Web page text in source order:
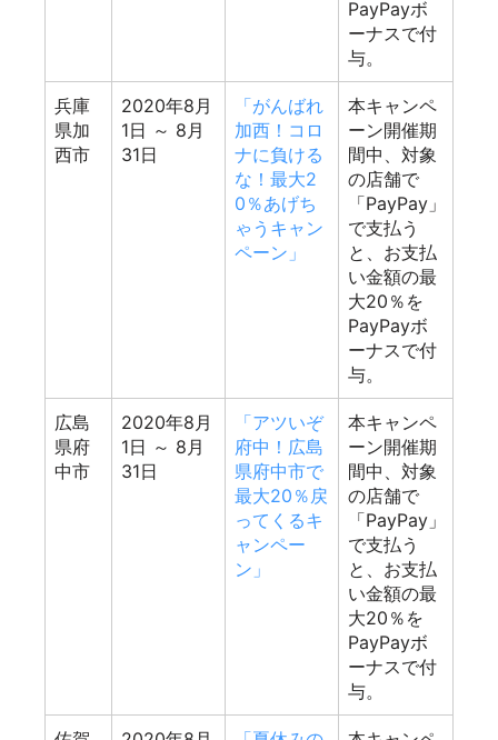
PayPayボ
ーナスで付
与。
兵庫
県加
西市
2020年8月
1日 ～ 8月
31日
「がんばれ
加西！コロ
ナに負ける
な！最大2
0％あげち
ゃうキャン
ペーン」
本キャンペ
ーン開催期
間中、対象
の店舗で
「PayPay」
で支払う
と、お支払
い金額の最
大20％を
PayPayボ
ーナスで付
与。
広島
県府
中市
2020年8月
1日 ～ 8月
31日
「アツいぞ
府中！広島
県府中市で
最大20％戻
ってくるキ
ャンペー
ン」
本キャンペ
ーン開催期
間中、対象
の店舗で
「PayPay」
で支払う
と、お支払
い金額の最
大20％を
PayPayボ
ーナスで付
与。